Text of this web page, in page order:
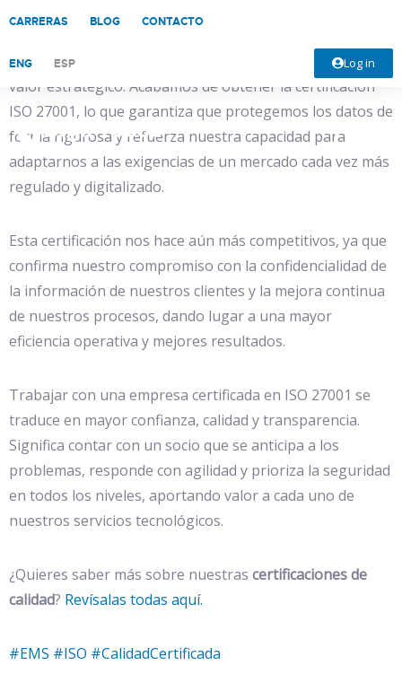
CARRERAS BLOG CONTACTO
ENG ESP Log in
industrial donde la seguridad de la información es un
valor estratégico. Acabamos de obtener la certificación
ISO 27001, lo que garantiza que protegemos los datos de
forma rigurosa y refuerza nuestra capacidad para
adaptarnos a las exigencias de un mercado cada vez más
regulado y digitalizado.
Esta certificación nos hace aún más competitivos, ya que
confirma nuestro compromiso con la confidencialidad de
la información de nuestros clientes y la mejora continua
de nuestros procesos, dando lugar a una mayor
eficiencia operativa y mejores resultados.
Trabajar con una empresa certificada en ISO 27001 se
traduce en mayor confianza, calidad y transparencia.
Significa contar con un socio que se anticipa a los
problemas, responde con agilidad y prioriza la seguridad
en todos los niveles, aportando valor a cada uno de
nuestros servicios tecnológicos.
¿Quieres saber más sobre nuestras certificaciones de
calidad? Revísalas todas aquí.
#EMS #ISO #CalidadCertificada